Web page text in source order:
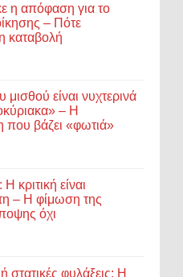
η απόφαση για το
– Πότε
καταβολή
μισθού είναι νυχτερινά
– Η
που βάζει «φωτιά»
κριτική είναι
– Η φίμωση της
όχι
στατικές φυλάξεις; Η